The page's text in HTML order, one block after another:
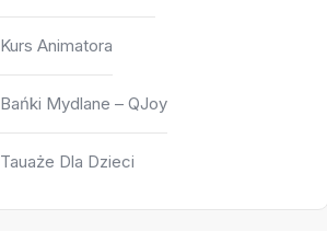
Kurs Animatora
Bańki Mydlane – QJoy
Tauaże Dla Dzieci